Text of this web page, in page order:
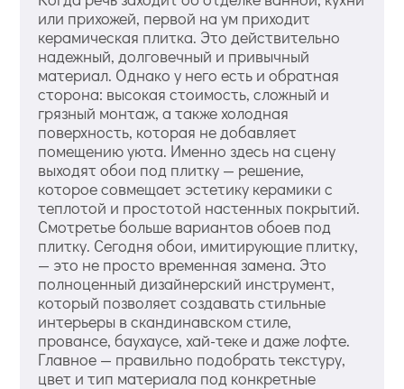
или прихожей, первой на ум приходит
керамическая плитка. Это действительно
надежный, долговечный и привычный
материал. Однако у него есть и обратная
сторона: высокая стоимость, сложный и
грязный монтаж, а также холодная
поверхность, которая не добавляет
помещению уюта. Именно здесь на сцену
выходят обои под плитку — решение,
которое совмещает эстетику керамики с
теплотой и простотой настенных покрытий.
Смотретье больше вариантов обоев под
плитку. Сегодня обои, имитирующие плитку,
— это не просто временная замена. Это
полноценный дизайнерский инструмент,
который позволяет создавать стильные
интерьеры в скандинавском стиле,
провансе, баухаусе, хай-теке и даже лофте.
Главное — правильно подобрать текстуру,
цвет и тип материала под конкретные